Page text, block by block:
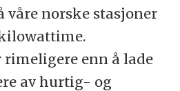
våre norske stasjoner
rimeligere enn å lade
av hurtig- og